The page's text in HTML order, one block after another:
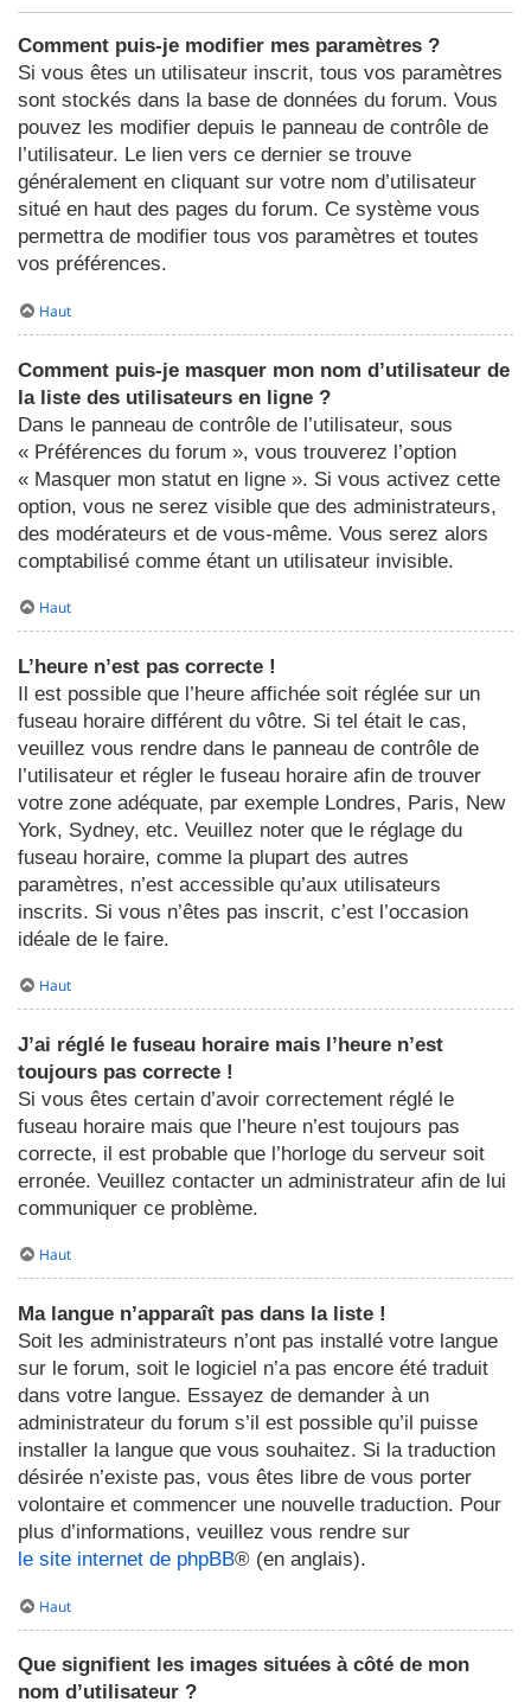
Comment puis-je modifier mes paramètres ?
Si vous êtes un utilisateur inscrit, tous vos paramètres
sont stockés dans la base de données du forum. Vous
pouvez les modifier depuis le panneau de contrôle de
l’utilisateur. Le lien vers ce dernier se trouve
généralement en cliquant sur votre nom d’utilisateur
situé en haut des pages du forum. Ce système vous
permettra de modifier tous vos paramètres et toutes
vos préférences.
Haut
Comment puis-je masquer mon nom d’utilisateur de
la liste des utilisateurs en ligne ?
Dans le panneau de contrôle de l’utilisateur, sous
« Préférences du forum », vous trouverez l’option
« Masquer mon statut en ligne ». Si vous activez cette
option, vous ne serez visible que des administrateurs,
des modérateurs et de vous-même. Vous serez alors
comptabilisé comme étant un utilisateur invisible.
Haut
L’heure n’est pas correcte !
Il est possible que l’heure affichée soit réglée sur un
fuseau horaire différent du vôtre. Si tel était le cas,
veuillez vous rendre dans le panneau de contrôle de
l’utilisateur et régler le fuseau horaire afin de trouver
votre zone adéquate, par exemple Londres, Paris, New
York, Sydney, etc. Veuillez noter que le réglage du
fuseau horaire, comme la plupart des autres
paramètres, n’est accessible qu’aux utilisateurs
inscrits. Si vous n’êtes pas inscrit, c’est l’occasion
idéale de le faire.
Haut
J’ai réglé le fuseau horaire mais l’heure n’est
toujours pas correcte !
Si vous êtes certain d’avoir correctement réglé le
fuseau horaire mais que l’heure n’est toujours pas
correcte, il est probable que l’horloge du serveur soit
erronée. Veuillez contacter un administrateur afin de lui
communiquer ce problème.
Haut
Ma langue n’apparaît pas dans la liste !
Soit les administrateurs n’ont pas installé votre langue
sur le forum, soit le logiciel n’a pas encore été traduit
dans votre langue. Essayez de demander à un
administrateur du forum s’il est possible qu’il puisse
installer la langue que vous souhaitez. Si la traduction
désirée n’existe pas, vous êtes libre de vous porter
volontaire et commencer une nouvelle traduction. Pour
plus d’informations, veuillez vous rendre sur
le site internet de phpBB® (en anglais).
Haut
Que signifient les images situées à côté de mon
nom d’utilisateur ?